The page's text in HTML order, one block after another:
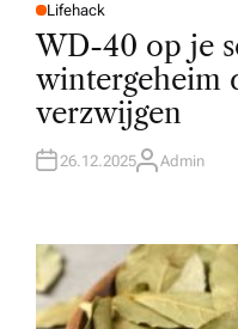
P
O
S
E
D
I
N
Lifehack
WD-40 op je
wintergeheim
verzwijgen
26.12.2025A
R
Admin